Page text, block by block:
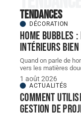
Tendances
DÉCORATION
Home bubbles
intérieurs bien
Quand on parle de
vers les matières
1 août 2026
ACTUALITÉS
Comment
gestion de